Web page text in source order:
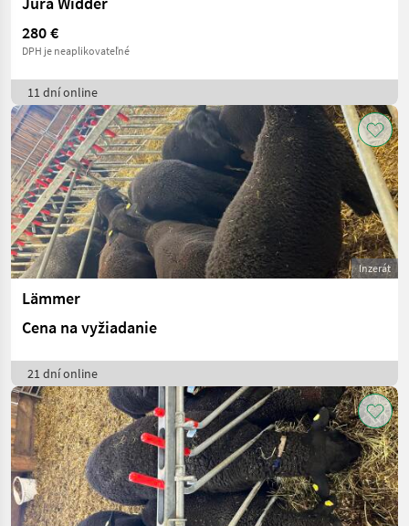
280 €
DPH je neaplikovateľné
11 dní online
Inzerát
Lämmer
Cena na vyžiadanie
21 dní online